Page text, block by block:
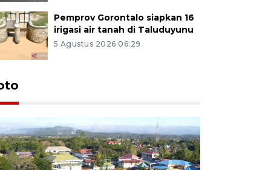
Pemprov Gorontalo siapkan 16
irigasi air tanah di Taluduyunu
5 Agustus 2026 06:29